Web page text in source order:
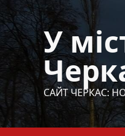
Перейти
до
вмісту
У
САЙТ ЧЕРКАС: